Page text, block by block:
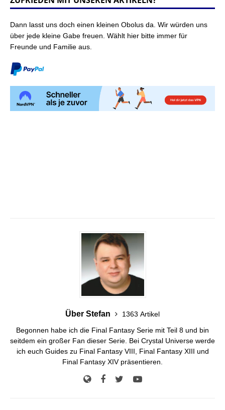
Dann lasst uns doch einen kleinen Obolus da. Wir würden uns
über jede kleine Gabe freuen. Wählt hier bitte immer für
Freunde und Familie aus.
Über Stefan
1363 Artikel
Begonnen habe ich die Final Fantasy Serie mit Teil 8 und bin
seitdem ein großer Fan dieser Serie. Bei Crystal Universe werde
ich euch Guides zu Final Fantasy VIII, Final Fantasy XIII und
Final Fantasy XIV präsentieren.